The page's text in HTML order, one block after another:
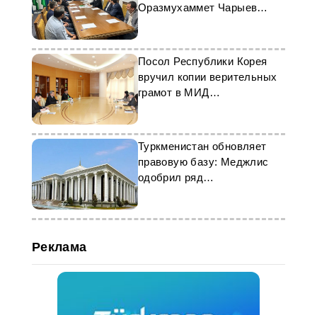
Оразмухаммет Чарыев
провел брифинг
Посол Республики Корея
вручил копии верительных
грамот в МИД
Туркменистана
Туркменистан обновляет
правовую базу: Меджлис
одобрил ряд
законопроектов
Реклама